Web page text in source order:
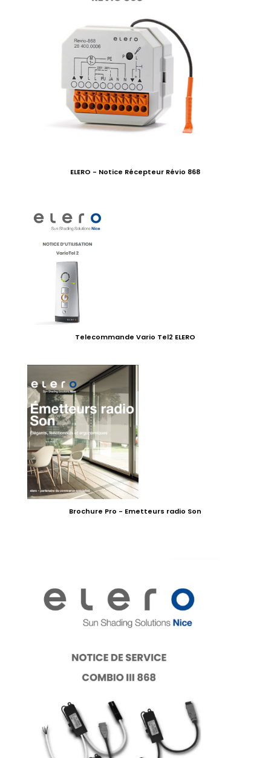
ELERO - Notice Récepteur Révio 868
Telecommande Vario Tel2 ELERO
Brochure Pro - Emetteurs radio Son